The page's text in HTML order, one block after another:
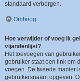
standaard verborgen.
Omhoog
Hoe verwijder of voeg ik
vijandenlijst?
Het toevoegen van
gebruiker staat een link om
voegen. De tweede manier
gebruikersnaam opgeven.